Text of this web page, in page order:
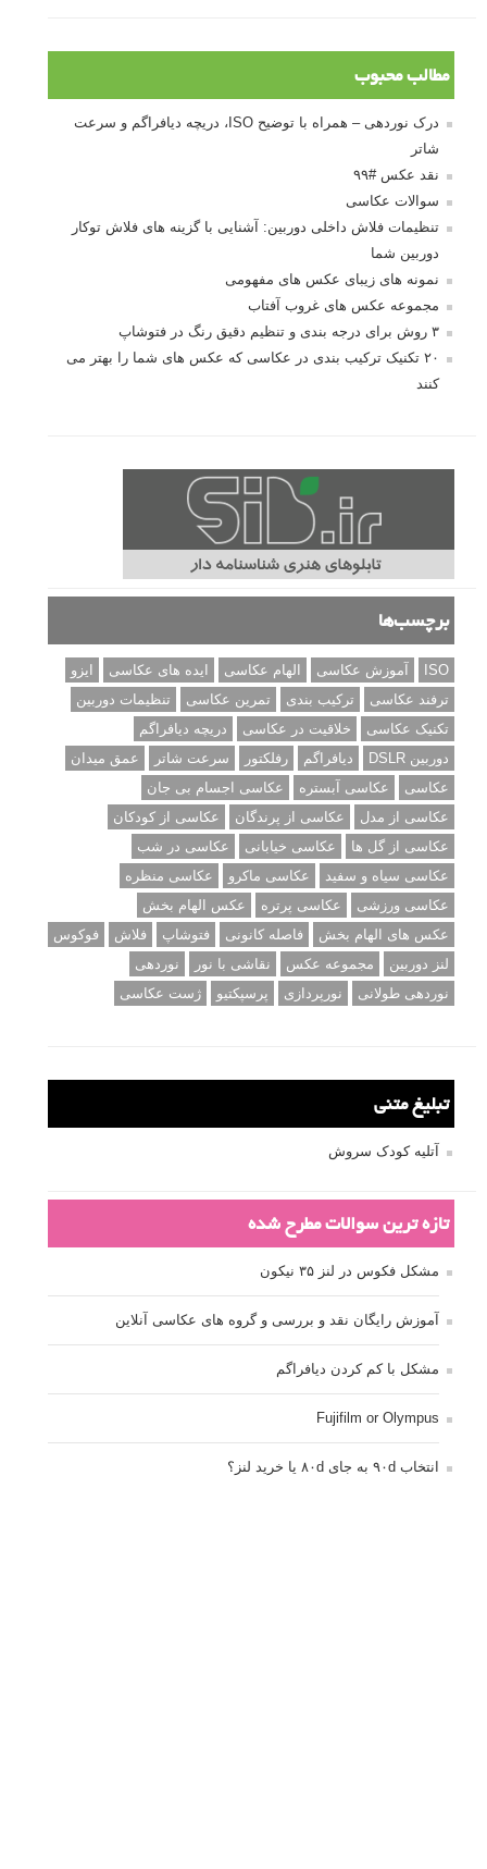
مطالب محبوب
درک نوردهی – همراه با توضیح ISO، دریچه دیافراگم و سرعت
شاتر
نقد عکس #۹۹
سوالات عکاسی
تنظیمات فلاش داخلی دوربین: آشنایی با گزینه های فلاش توکار
دوربین شما
نمونه های زیبای عکس های مفهومی
مجموعه عکس های غروب آفتاب
۳ روش برای درجه بندی و تنظیم دقیق رنگ در فتوشاپ
۲۰ تکنیک ترکیب بندی در عکاسی که عکس های شما را بهتر می
کنند
برچسب‌ها
ISO آموزش عکاسی الهام عکاسی ایده های عکاسی
ایزو
ترفند عکاسی
ترکیب بندی تمرین عکاسی
تنظیمات دوربین
تکنیک عکاسی
خلاقیت در عکاسی
دریچه دیافراگم
دوربین DSLR
دیافراگم رفلکتور سرعت شاتر
عمق میدان
عکاسی
عکاسی آبستره
عکاسی اجسام بی جان
عکاسی از مدل
عکاسی از پرندگان
عکاسی از کودکان
عکاسی از گل ها
عکاسی خیابانی
عکاسی در شب
عکاسی سیاه و سفید
عکاسی ماکرو
عکاسی منظره
عکاسی ورزشی
عکاسی پرتره
عکس الهام بخش
عکس های الهام بخش
فاصله کانونی فتوشاپ فلاش
فوکوس
لنز دوربین
مجموعه عکس نقاشی با نور
نوردهی
نوردهی طولانی
نورپردازی پرسپکتیو ژست عکاسی
تبلیغ متنی
آتلیه کودک سروش
تازه ترین سوالات مطرح شده
مشکل فکوس در لنز ۳۵ نیکون
آموزش رایگان نقد و بررسی و گروه های عکاسی آنلاین
مشکل با کم کردن دیافراگم
Fujifilm or Olympus
انتخاب ۹۰d به جای ۸۰d یا خرید لنز؟